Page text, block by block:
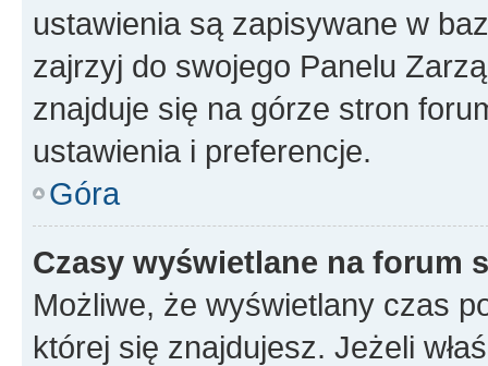
ustawienia są zapisywane w
zajrzyj do swojego Panelu
znajduje się na górze stron
ustawienia i preferencje.
Góra
Czasy wyświetlane na forum
Możliwe, że wyświetlany czas
której się znajdujesz. Jeżeli